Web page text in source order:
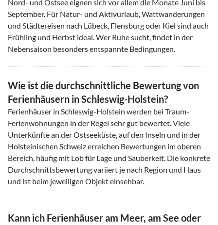
Nord- und Ostsee eignen sich vor allem die Monate Juni bis
September. Für Natur- und Aktivurlaub, Wattwanderungen
und Städtereisen nach Lübeck, Flensburg oder Kiel sind auch
Frühling und Herbst ideal. Wer Ruhe sucht, findet in der
Nebensaison besonders entspannte Bedingungen.
Wie ist die durchschnittliche Bewertung von
Ferienhäusern in Schleswig-Holstein?
Ferienhäuser in Schleswig-Holstein werden bei Traum-
Ferienwohnungen in der Regel sehr gut bewertet. Viele
Unterkünfte an der Ostseeküste, auf den Inseln und in der
Holsteinischen Schweiz erreichen Bewertungen im oberen
Bereich, häufig mit Lob für Lage und Sauberkeit. Die konkrete
Durchschnittsbewertung variiert je nach Region und Haus
und ist beim jeweiligen Objekt einsehbar.
Kann ich Ferienhäuser am Meer, am See oder